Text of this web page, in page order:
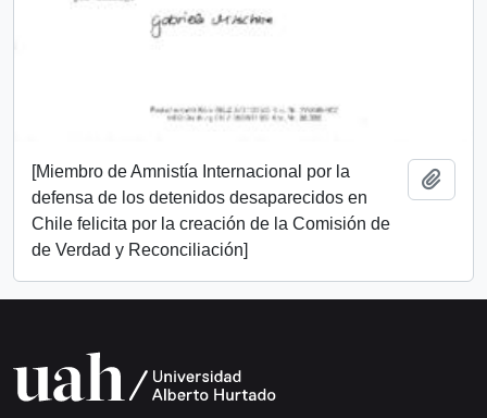
[Miembro de Amnistía Internacional por la
defensa de los detenidos desaparecidos en
Chile felicita por la creación de la Comisión de
de Verdad y Reconciliación]